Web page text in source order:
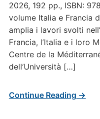
2026, 192 pp., ISBN:
volume Italia e Francia
amplia i lavori svolti
Francia, l’Italia e i loro
Centre de la
dell’Università […]
Continue Reading →